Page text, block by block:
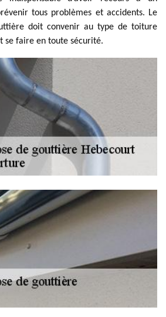
tous problèmes et accidents. Le
doit convenir au type de toiture
se faire en toute sécurité.